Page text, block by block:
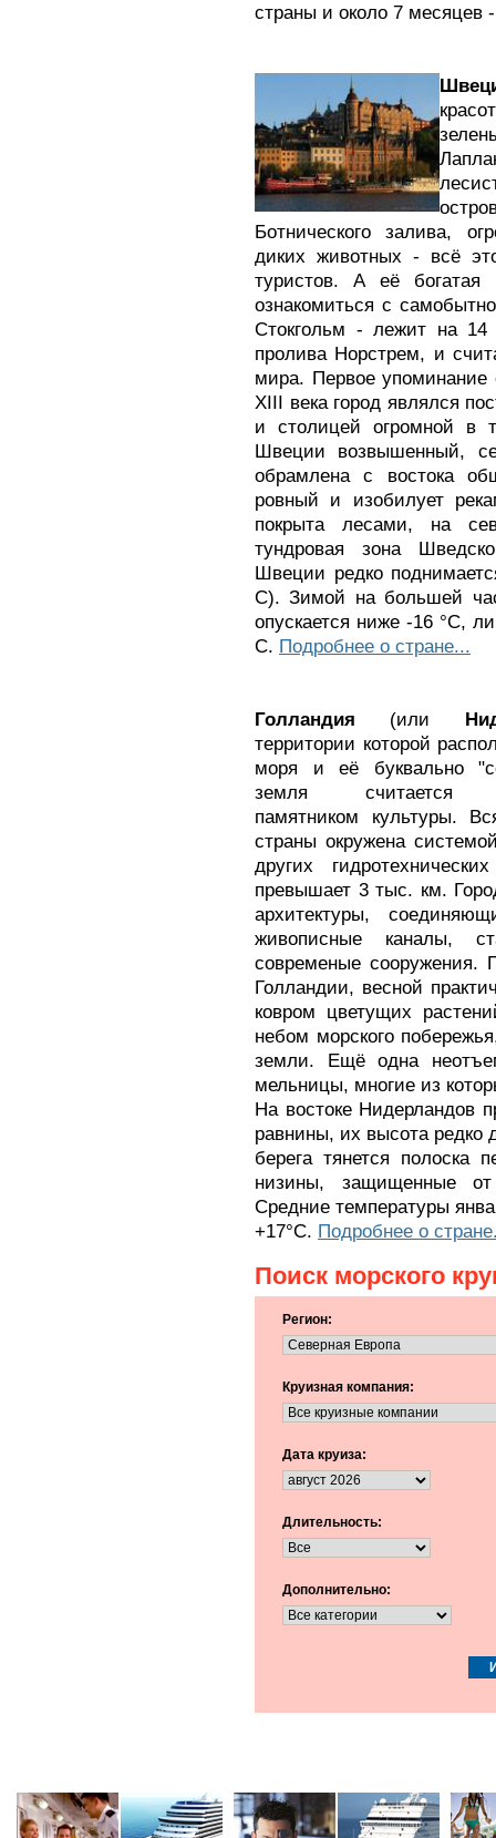
страны и около 7 месяцев
Ботнического залива,
диких животных - всё
туристов. А её богатая
ознакомиться с
Стокгольм - лежит на 14
пролива Норстрем, и
мира. Первое упоминание
XIII века город являлся
и столицей огромной в
Швеции возвышенный,
обрамлена с востока
ровный и изобилует
покрыта лесами, на
тундровая зона
Швеции редко
С). Зимой на большей
опускается ниже -16 °С,
С. Подробнее о стране...
Голландия (или
территории которой
моря и её буквально
земля считается
памятником культуры.
страны окружена
других
превышает 3 тыс. км.
архитектуры,
живописные каналы,
современые сооружения.
Голландии, весной
ковром цветущих
небом морского
земли. Ещё одна
мельницы, многие из
На востоке Нидерландов
равнины, их высота редко
берега тянется
низины, защищенные
Средние температуры
+17°C. Подробнее о
Поиск морского
Регион:
Круизная компания:
Дата круиза:
Длительность:
Дополнительно: